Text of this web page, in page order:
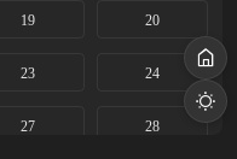
19 20
23 24
27 28